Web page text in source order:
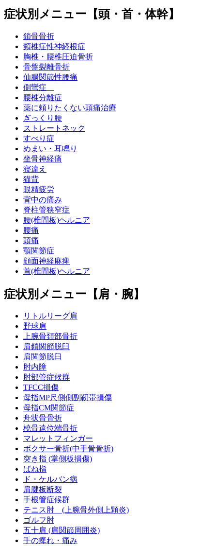
有痛性外脛骨障害
ジョーンズ骨折
リスフラン靭帯損傷
膝蓋骨骨折
第5中足骨基部裂離骨折 (下駄骨折)
有痛性分裂膝蓋骨
後十字靭帯損傷
腸脛靭帯炎（ランナー膝）
前十字靭帯損傷
グロインペイン症候群
太もも打撲(モモカン)
肉離れ
アキレス腱炎
ジャンパー膝（膝蓋靭帯炎）
シンスプリント
症状別メニュー【頭・首・体幹】
鎖骨骨折
頸椎症性神経根症
胸椎・腰椎圧迫骨折
骨盤裂離骨折
仙腸関節性腰痛
側彎症
腰椎分離症
薬に頼りたくない頭痛治療
ぎっくり腰
ストレートネック
すべり症
めまい・耳鳴り
坐骨神経痛
寝違え
猫背
眼精疲労
背中の痛み
脊柱管狭窄症
腰(椎間板)ヘルニア
腰痛
頭痛
顎関節症
顔面神経麻痺
首(椎間板)ヘルニア
症状別メニュー【肩・腕】
リトルリーグ肩
野球肩
上腕骨頚部骨折
肩鎖関節脱臼
肩関節脱臼
肘内障
肘部管症候群
TFCC損傷
母指MP尺側側副靭帯損傷
母指CM関節症
舟状骨骨折
橈骨遠位端骨折
マレットフィンガー
ボクサー骨折(中手骨骨折)
突き指 (掌側板損傷)
ばね指
ド・ケルバン病
肩腱板断裂
手根管症候群
テニス肘 (上腕骨外側上顆炎)
ゴルフ肘
五十肩 (肩関節周囲炎)
手の痺れ・痛み